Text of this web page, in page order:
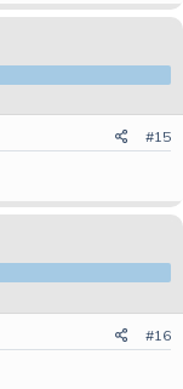
#15
#16